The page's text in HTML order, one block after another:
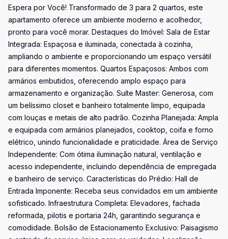
Espera por Você! Transformado de 3 para 2 quartos, este
apartamento oferece um ambiente moderno e acolhedor,
pronto para você morar. Destaques do Imóvel: Sala de Estar
Integrada: Espaçosa e iluminada, conectada à cozinha,
ampliando o ambiente e proporcionando um espaço versátil
para diferentes momentos. Quartos Espaçosos: Ambos com
armários embutidos, oferecendo amplo espaço para
armazenamento e organização. Suíte Master: Generosa, com
um belíssimo closet e banheiro totalmente limpo, equipada
com louças e metais de alto padrão. Cozinha Planejada: Ampla
e equipada com armários planejados, cooktop, coifa e forno
elétrico, unindo funcionalidade e praticidade. Área de Serviço
Independente: Com ótima iluminação natural, ventilação e
acesso independente, incluindo dependência de empregada
e banheiro de serviço. Características do Prédio: Hall de
Entrada Imponente: Receba seus convidados em um ambiente
sofisticado. Infraestrutura Completa: Elevadores, fachada
reformada, pilotis e portaria 24h, garantindo segurança e
comodidade. Bolsão de Estacionamento Exclusivo: Paisagismo